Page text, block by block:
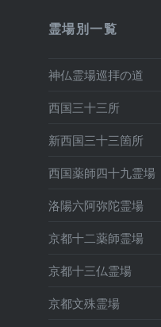
霊場別一覧
神仏霊場巡拝の道
西国三十三所
新西国三十三箇所
西国薬師四十九霊場
洛陽六阿弥陀霊場
京都十二薬師霊場
京都十三仏霊場
京都文殊霊場